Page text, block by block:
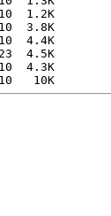
1.2K
3.8K
4.4K
4.5K
4.3K